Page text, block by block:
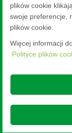
plików cookie
swoje preferencje,
plików cookie.
Więcej informacji
Polityce plików